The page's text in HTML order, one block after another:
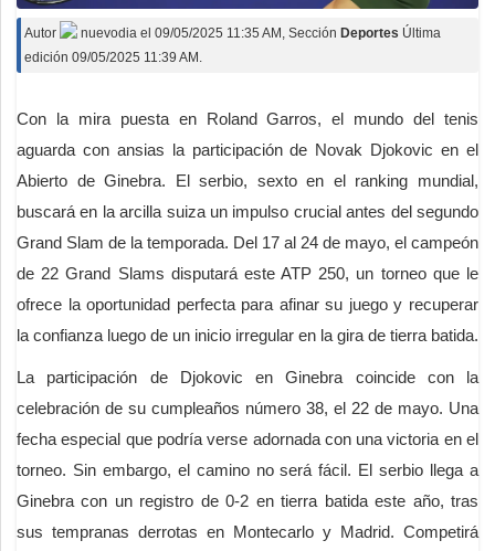
Autor nuevodia el 09/05/2025 11:35 AM , Sección Deportes Última
edición 09/05/2025 11:39 AM.
Con la mira puesta en Roland Garros, el mundo del tenis
aguarda con ansias la participación de Novak Djokovic en el
Abierto de Ginebra. El serbio, sexto en el ranking mundial,
buscará en la arcilla suiza un impulso crucial antes del segundo
Grand Slam de la temporada. Del 17 al 24 de mayo, el campeón
de 22 Grand Slams disputará este ATP 250, un torneo que le
ofrece la oportunidad perfecta para afinar su juego y recuperar
la confianza luego de un inicio irregular en la gira de tierra batida.
La participación de Djokovic en Ginebra coincide con la
celebración de su cumpleaños número 38, el 22 de mayo. Una
fecha especial que podría verse adornada con una victoria en el
torneo. Sin embargo, el camino no será fácil. El serbio llega a
Ginebra con un registro de 0-2 en tierra batida este año, tras
sus tempranas derrotas en Montecarlo y Madrid. Competirá